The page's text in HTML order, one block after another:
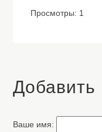
Просмотры: 1
Добавить
Ваше имя: